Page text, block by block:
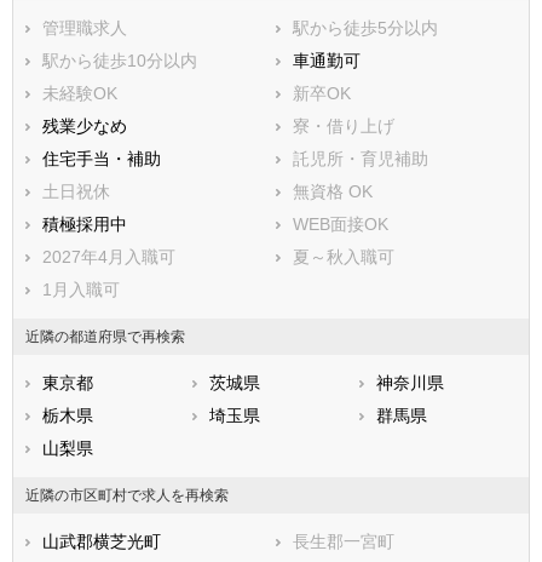
山武郡芝山町
山武郡横芝光町
長生郡一宮町
長生郡睦沢町
長生郡長生村
長生郡白子町
長生郡長柄町
長生郡長南町
夷隅郡大多喜町
夷隅郡御宿町
安房郡鋸南町
管理職求人
駅から徒歩5分以内
駅から徒歩10分以内
車通勤可
未経験OK
新卒OK
残業少なめ
寮・借り上げ
住宅手当・補助
託児所・育児補助
土日祝休
無資格 OK
積極採用中
WEB面接OK
2027年4月入職可
夏～秋入職可
1月入職可
近隣の都道府県で再検索
東京都 茨城県
神奈川県
栃木県
埼玉県
群馬県
山梨県
近隣の市区町村で求人を再検索
山武郡横芝光町
長生郡一宮町